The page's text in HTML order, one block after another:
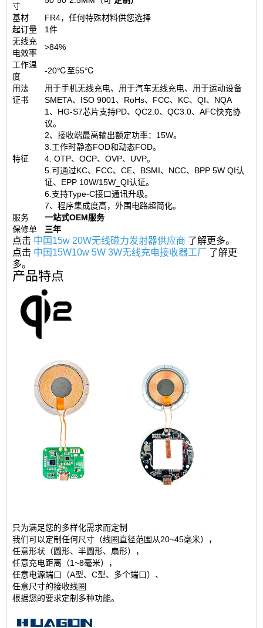
寸
基材
FR4，任何特殊材料供您选择
起订量
1件
无线充
电效率
>84%
工作温
度
-20℃至55℃
用法
用于手机无线充电、用于汽车无线充电、用于运动设备
证书
SMETA、ISO 9001、RoHs、FCC、KC、QI、NQA
特征
1、HG-S7芯片支持PD、QC2.0、QC3.0、AFC快充协
议。
2、接收端最高输出额定功率：15W。
3.工作时静态FOD和动态FOD。
4. OTP、OCP、OVP、UVP。
5.可通过KC、FCC、CE、BSMI、NCC、BPP 5W QI认
证、EPP 10W/15W_QI认证。
6.支持Type-C接口通讯升级。
7、程序集成度高，外围电路超简化。
服务
一站式OEM服务
保修单
三年
点击 中国15w 20W无线磁力发射器供应商 了解更多。
点击 中国15W10w 5W 3W无线充电接收器工厂 了解更
多。
产品特点
只为满足您的多样化需求而定制
我们可以定制任何尺寸（线圈直径范围从20~45毫米），
任意形状（圆形、半圆形、扇形），
任意充电距离（1~8毫米），
任意电源端口（A型、C型、多个端口）、
任意尺寸的接收线圈
根据您的要求定制多种功能。